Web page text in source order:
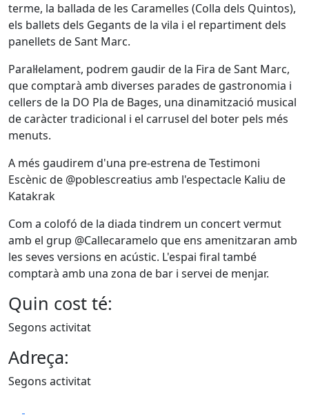
terme, la ballada de les Caramelles (Colla dels Quintos),
els ballets dels Gegants de la vila i el repartiment dels
panellets de Sant Marc.
Paral·lelament, podrem gaudir de la Fira de Sant Marc,
que comptarà amb diverses parades de gastronomia i
cellers de la DO Pla de Bages, una dinamització musical
de caràcter tradicional i el carrusel del boter pels més
menuts.
A més gaudirem d'una pre-estrena de Testimoni
Escènic de @poblescreatius amb l'espectacle Kaliu de
Katakrak
Com a colofó de la diada tindrem un concert vermut
amb el grup @Callecaramelo que ens amenitzaran amb
les seves versions en acústic. L'espai firal també
comptarà amb una zona de bar i servei de menjar.
Quin cost té:
Segons activitat
Adreça:
Segons activitat